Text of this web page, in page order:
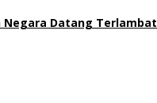
Negara Datang Terlambat